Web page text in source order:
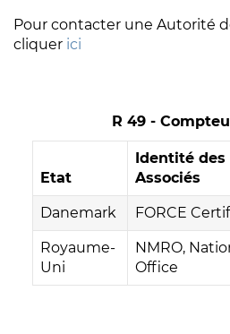
Pour contacter une Autorité
cliquer ici
R 49 -
Etat
Identité
Associés
Danemark FORCE
Royaume-
Uni
NMRO,
Office